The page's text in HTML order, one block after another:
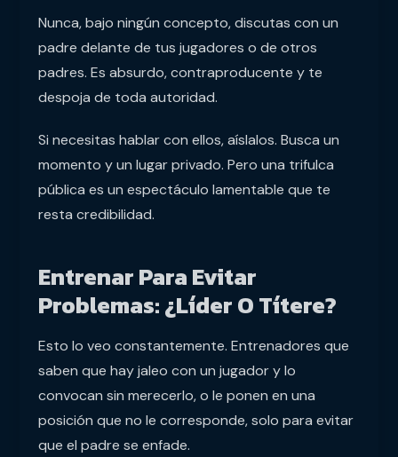
Nunca, bajo ningún concepto, discutas con un
padre delante de tus jugadores o de otros
padres. Es absurdo, contraproducente y te
despoja de toda autoridad.
Si necesitas hablar con ellos, aíslalos. Busca un
momento y un lugar privado. Pero una trifulca
pública es un espectáculo lamentable que te
resta credibilidad.
Entrenar Para Evitar
Problemas: ¿Líder O Títere?
Esto lo veo constantemente. Entrenadores que
saben que hay jaleo con un jugador y lo
convocan sin merecerlo, o le ponen en una
posición que no le corresponde, solo para evitar
que el padre se enfade.